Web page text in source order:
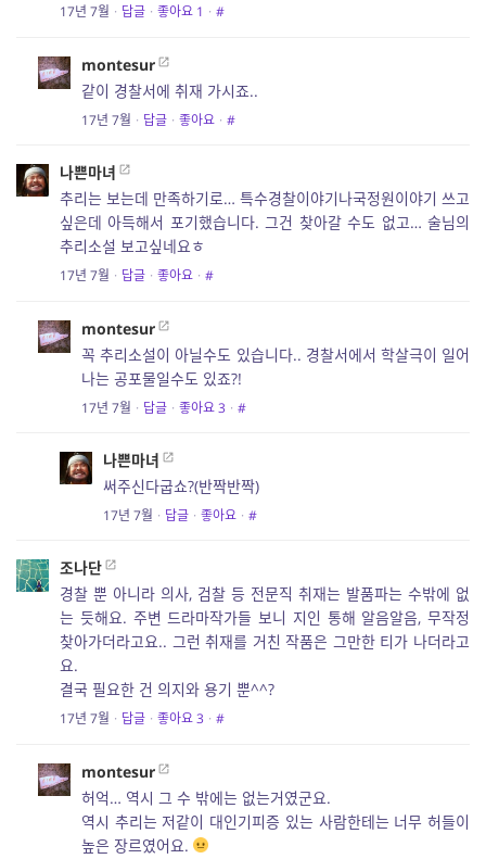
17년 7월 · 답글 · 좋아요 1 · #
montesur
같이 경찰서에 취재 가시죠..
17년 7월 · 답글 · 좋아요 · #
나쁜마녀
추리는 보는데 만족하기로… 특수경찰이야기나국정원이야기 쓰고
싶은데 아득해서 포기했습니다. 그건 찾아갈 수도 없고… 술님의
추리소설 보고싶네요ㅎ
17년 7월 · 답글 · 좋아요 · #
montesur
꼭 추리소설이 아닐수도 있습니다.. 경찰서에서 학살극이 일어
나는 공포물일수도 있죠?!
17년 7월 · 답글 · 좋아요3 · #
나쁜마녀
써주신다굽쇼?(반짝반짝)
17년 7월 · 답글 · 좋아요 · #
조나단
경찰 뿐 아니라 의사, 검찰 등 전문직 취재는 발품파는 수밖에 없
는 듯해요. 주변 드라마작가들 보니 지인 통해 알음알음, 무작정
찾아가더라고요.. 그런 취재를 거친 작품은 그만한 티가 나더라고
요.
결국 필요한 건 의지와 용기 뿐^^?
17년 7월 · 답글 · 좋아요3 · #
montesur
허억… 역시 그 수 밖에는 없는거였군요.
역시 추리는 저같이 대인기피증 있는 사람한테는 너무 허들이
높은 장르였어요.